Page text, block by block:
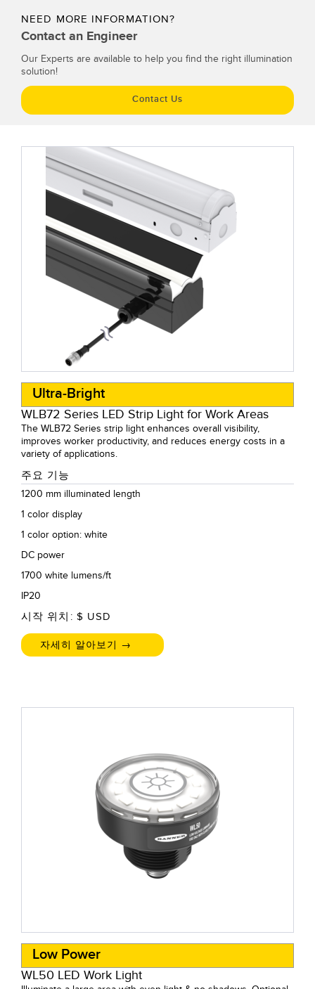
NEED MORE INFORMATION?
Contact an Engineer
Our Experts are available to help you find the right illumination
solution!
Contact Us
Ultra-Bright
WLB72 Series LED Strip Light for Work Areas
The WLB72 Series strip light enhances overall visibility,
improves worker productivity, and reduces energy costs in a
variety of applications.
주요 기능
1200 mm illuminated length
1 color display
1 color option: white
DC power
1700 white lumens/ft
IP20
시작 위치: $ USD
자세히 알아보기 →
Low Power
WL50 LED Work Light